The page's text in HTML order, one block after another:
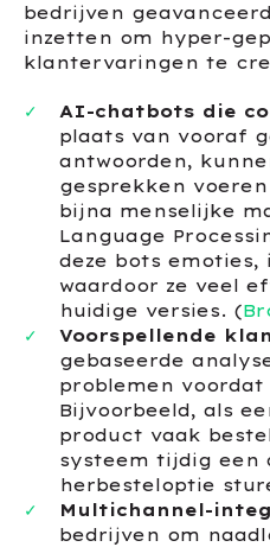
bedrijven
inzetten om hyper-
klantervaringen te
AI-chatbots die
plaats van vooraf
antwoorden,
gesprekken
bijna menselijke
Language
deze bots
waardoor ze veel
huidige versies. (
Voorspellende
gebaseerde
problemen voordat
Bijvoorbeeld, als
product vaak
systeem tijdig een
herbesteloptie
Multichannel-
bedrijven om